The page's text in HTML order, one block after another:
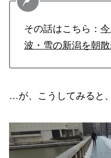
その話はこちら：
波・雪の新潟を朝散
…が、こうしてみると、